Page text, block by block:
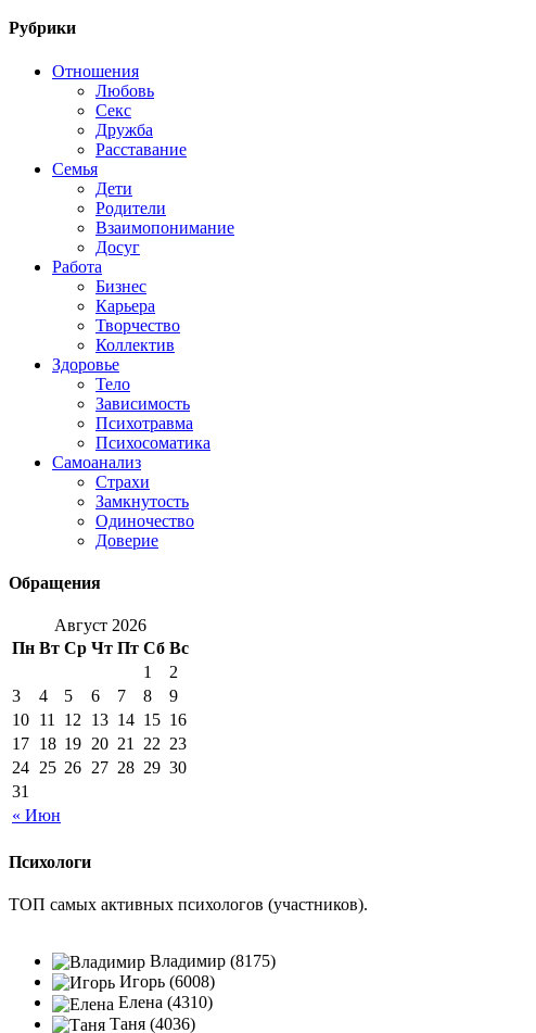
Рубрики
Отношения
Любовь
Секс
Дружба
Расставание
Семья
Дети
Родители
Взаимопонимание
Досуг
Работа
Бизнес
Карьера
Творчество
Коллектив
Здоровье
Тело
Зависимость
Психотравма
Психосоматика
Самоанализ
Страхи
Замкнутость
Одиночество
Доверие
Обращения
Август 2026
Пн Вт Ср Чт Пт Сб Вс
« Июн
1
2
3
4 5 6 7 8
9
10 11 12 13 14 15 16
17 18 19 20 21 22 23
24 25 26 27 28 29 30
31
Психологи
ТОП самых активных психологов (участников).
Владимир (8175)
Игорь (6008)
Елена (4310)
Таня (4036)